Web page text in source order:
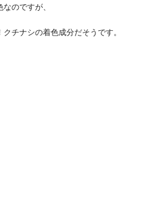
のですが、
チナシの着色成分だそうです。